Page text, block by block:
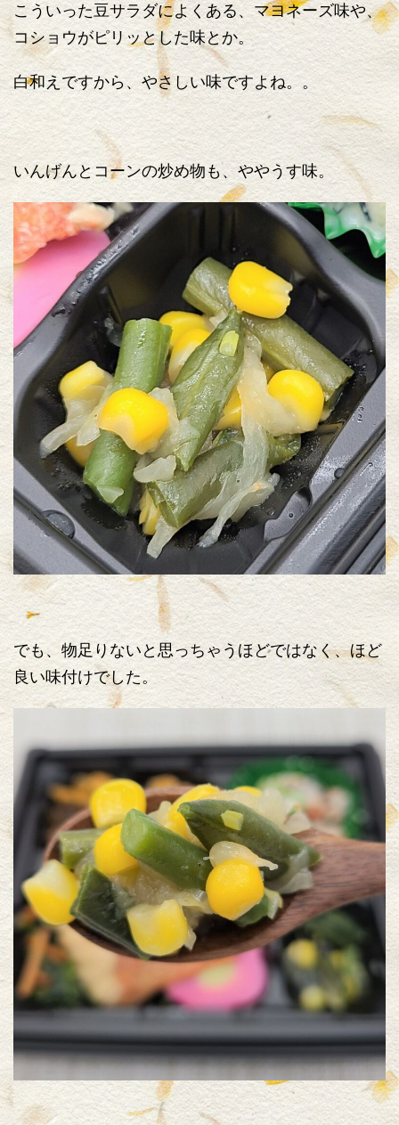
こういった豆サラダによくある、マヨネーズ味や、
コショウがピリッとした味とか。
白和えですから、やさしい味ですよね。。
いんげんとコーンの炒め物も、ややうす味。
でも、物足りないと思っちゃうほどではなく、ほど
良い味付けでした。